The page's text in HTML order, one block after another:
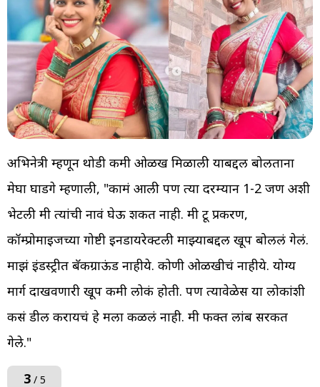
अभिनेत्री म्हणून थोडी कमी ओळख मिळाली याबद्दल बोलताना
मेघा घाडगे म्हणाली, "कामं आली पण त्या दरम्यान 1-2 जण अशी
भेटली मी त्यांची नावं घेऊ शकत नाही. मी टू प्रकरण,
कॉम्प्रोमाइजच्या गोष्टी इनडायरेक्टली माझ्याबद्दल खूप बोललं गेलं.
माझं इंडस्ट्रीत बॅकग्राऊंड नाहीये. कोणी ओळखीचं नाहीये. योग्य
मार्ग दाखवणारी खूप कमी लोकं होती. पण त्यावेळेस या लोकांशी
कसं डील करायचं हे मला कळलं नाही. मी फक्त लांब सरकत
गेले."
3/ 5